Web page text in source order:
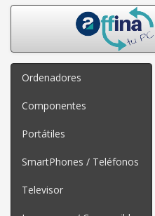
Ordenadores
Componentes
Portátiles
SmartPhones / Teléfonos
Televisor